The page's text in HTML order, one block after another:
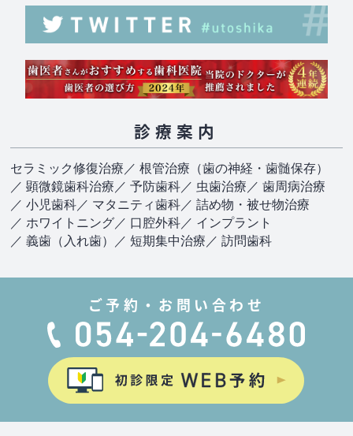
診療案内
セラミック修復治療／ 根管治療（歯の神経・歯髄保存）
／ 顕微鏡歯科治療／ 予防歯科／ 虫歯治療／ 歯周病治療
／ 小児歯科／ マタニティ歯科／ 詰め物・被せ物治療
／ ホワイトニング／ 口腔外科／ インプラント
／ 義歯（入れ歯） ／ 短期集中治療／ 訪問歯科
ご予約・お問い合わせ